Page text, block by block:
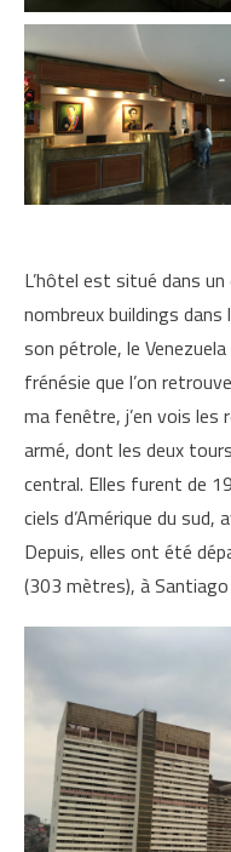
L’hôtel est situé dans
nombreux buildings
son pétrole, le
frénésie que l’on
ma fenêtre, j’en vois les
armé, dont les deux
central. Elles furent de
ciels d’Amérique du
Depuis, elles ont été
(303 mètres), à Santiago